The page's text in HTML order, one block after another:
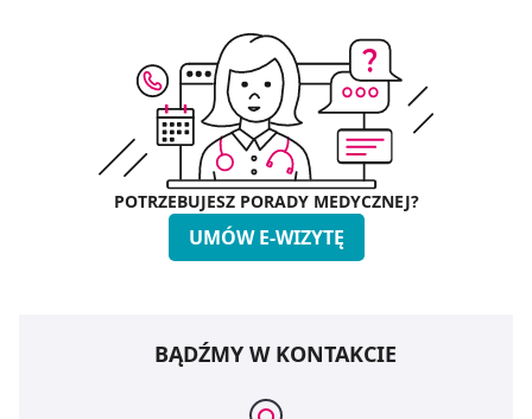
POTRZEBUJESZ PORADY MEDYCZNEJ?
UMÓW E-WIZYTĘ
BĄDŹMY W KONTAKCIE